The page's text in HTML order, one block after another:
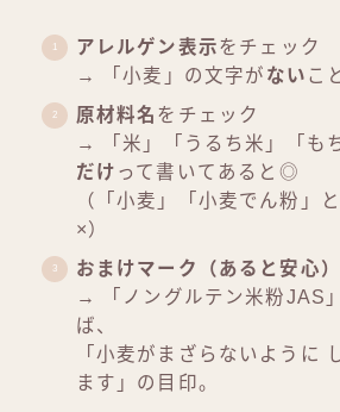
アレルゲン表示をチェック
→ 「小麦」の文字が ない こ
原材料名 をチェック
→ 「米」「うるち米」「も
だけ って書いてあると◎
（「小麦」「小麦でん粉」
×）
おまけマーク（あると安心）
→ 「ノングルテン米粉JAS
ば、
「小麦がまざらないように
ます」の目印。